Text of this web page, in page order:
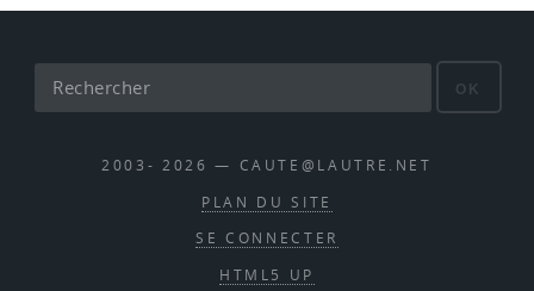
OK
2003- 2026 — CAUTE@LAUTRE.NET
PLAN DU SITE
SE CONNECTER
HTML5 UP